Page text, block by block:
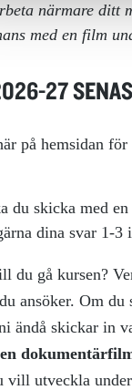
närmare
med en film
27
på hemsidan
du skicka med en
dina svar 1-3
du gå kursen?
ansöker. Om
ändå skickar in
utveckla